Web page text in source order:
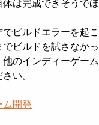
は完成できそうでほ
でビルドエラーを起
ビルドを試さなか
のインディーゲー
い。
ム開発